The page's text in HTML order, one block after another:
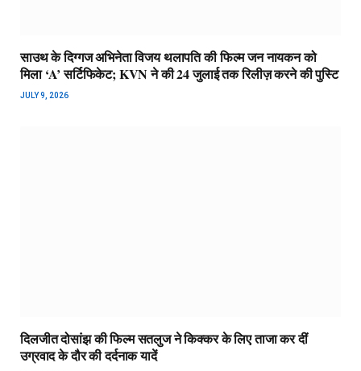
साउथ के दिग्गज अभिनेता विजय थलापति की फिल्म जन नायकन को
मिला ‘A’ सर्टिफिकेट; KVN ने की 24 जुलाई तक रिलीज़ करने की पुस्टि
JULY 9, 2026
दिलजीत दोसांझ की फिल्म सतलुज ने किक्कर के लिए ताजा कर दीं
उग्रवाद के दौर की दर्दनाक यादें